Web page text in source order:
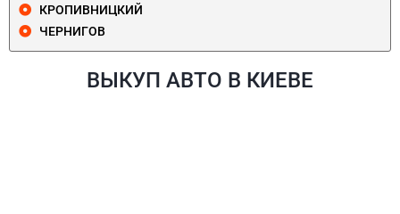
КРОПИВНИЦКИЙ
ЧЕРНИГОВ
ВЫКУП АВТО В КИЕВЕ